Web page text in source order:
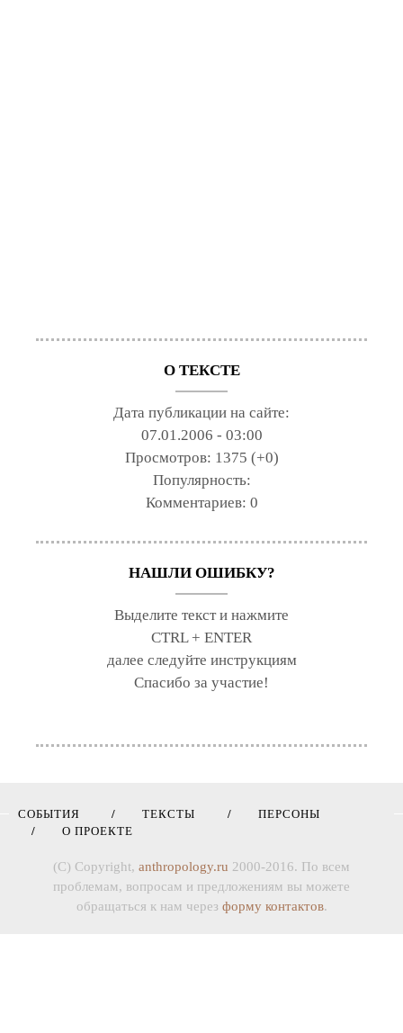
О ТЕКСТЕ
Дата публикации на сайте:
07.01.2006 - 03:00
Просмотров: 1375 (+0)
Популярность:
Комментариев: 0
НАШЛИ ОШИБКУ?
Выделите текст и нажмите
CTRL + ENTER
далее следуйте инструкциям
Спасибо за участие!
СОБЫТИЯ ТЕКСТЫ
ПЕРСОНЫ
О ПРОЕКТЕ
(C) Copyright, anthropology.ru 2000-2016. По всем
проблемам, вопросам и предложениям вы можете
обращаться к нам через форму контактов.